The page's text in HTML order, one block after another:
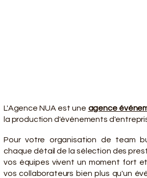
L'Agence NUA est une agence
la production d'événements
Pour votre organisation de team
chaque détail de la sélection des
vos équipes vivent un moment fort
vos collaborateurs bien plus qu'un